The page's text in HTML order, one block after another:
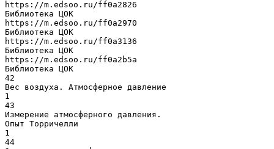
https://m.edsoo.ru/ff0a2826
Библиотека ЦОК
https://m.edsoo.ru/ff0a2970
Библиотека ЦОК
https://m.edsoo.ru/ff0a3136
Библиотека ЦОК
https://m.edsoo.ru/ff0a2b5a
Библиотека ЦОК
42
Вес воздуха. Атмосферное давление
1
43
Измерение атмосферного давления.
Опыт Торричелли
1
44